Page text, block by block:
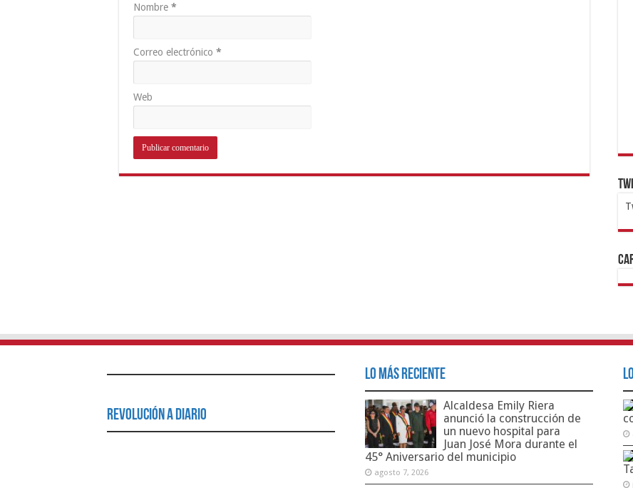
Nombre *
Correo electrónico *
Web
Revolución a Diario
Lo Más Reciente
Alcaldesa Emily Riera
anunció la construcción de
un nuevo hospital para
Juan José Mora durante el
45° Aniversario del municipio
agosto 7, 2026